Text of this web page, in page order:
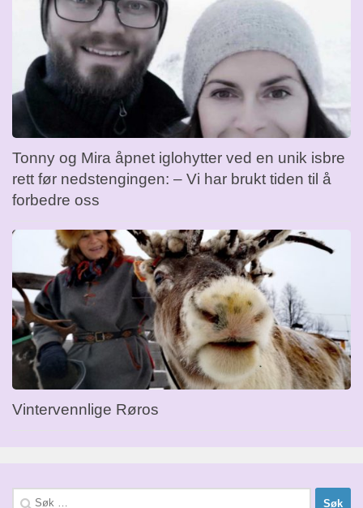
Tonny og Mira åpnet iglohytter ved en unik isbre
rett før nedstengingen: – Vi har brukt tiden til å
forbedre oss
Vintervennlige Røros
Søk